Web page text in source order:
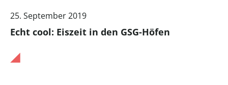
25. September 2019
Echt cool: Eiszeit in den GSG-Höfen